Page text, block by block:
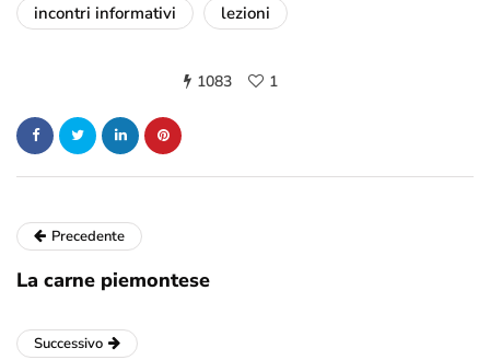
incontri informativi
lezioni
1083 1
Precedente
La carne piemontese
Successivo